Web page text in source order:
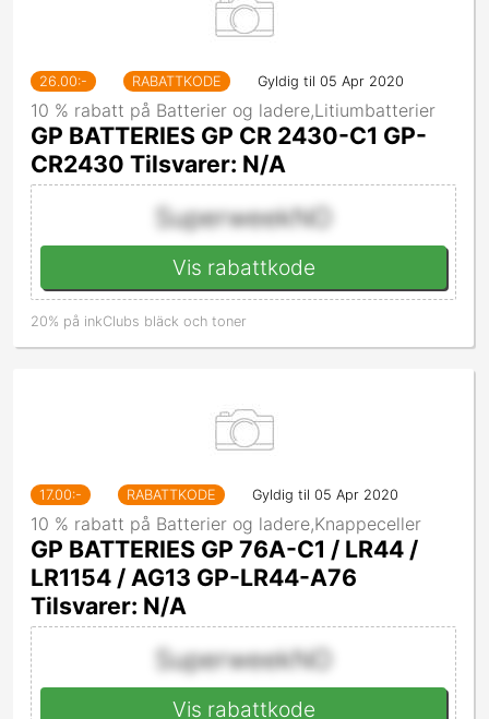
26.00:- RABATTKODE Gyldig til 05 Apr 2020
10 % rabatt på Batterier og ladere,Litiumbatterier
GP BATTERIES GP CR 2430-C1 GP-
CR2430 Tilsvarer: N/A
SuperweekNO
Vis rabattkode
20% på inkClubs bläck och toner
17.00:- RABATTKODE Gyldig til 05 Apr 2020
10 % rabatt på Batterier og ladere,Knappeceller
GP BATTERIES GP 76A-C1 / LR44 /
LR1154 / AG13 GP-LR44-A76
Tilsvarer: N/A
SuperweekNO
Vis rabattkode